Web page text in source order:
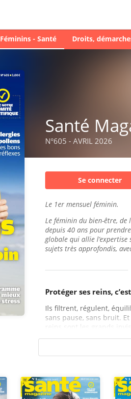
Féminins - Santé Droits,
Santé
N°605 - AVRIL 2026
Se connecter
Le 1er mensuel féminin.
Le féminin du bien-être, de
depuis 40 ans pour
globale qui allie
sujets très approfondis,
Protéger ses reins,
Ils filtrent, régulent,
sans pause, sans bruit.
reins sont les grands